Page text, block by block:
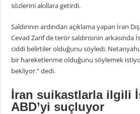
sözlerini akıllara getirdi.
Saldırının ardından açıklama yapan İran
Cevad Zarif de terör saldırısının arkasında
ciddi belirtiler olduğunu söyledi. Netanyahu
bir hareketlenme olduğunu söylemek
bekliyor.” dedi.
İran suikastlarla ilgili
ABD’yi suçluyor